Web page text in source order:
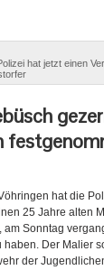
hat jetzt einen
hat die
25 Jahre alten
Sonntag
Der Malier
der